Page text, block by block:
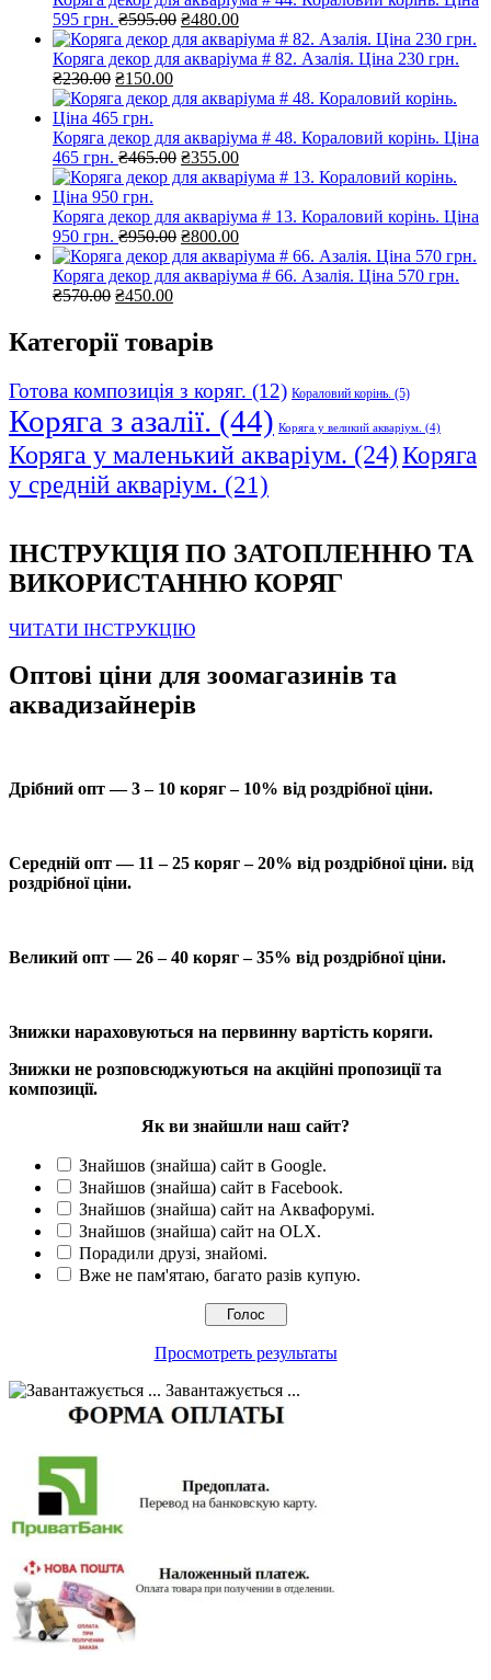
595 грн. ₴595.00 Оригінальна
ціна:
₴595.00.
₴480.00Поточна
ціна:
₴480.00.
Коряга декор для акваріума # 82. Азалія. Ціна 230 грн.
₴230.00 Оригінальна
ціна:
₴230.00.
₴150.00Поточна
ціна:
Коряга декор для акваріума # 48. Кораловий корінь. Ціна
465 грн. ₴465.00 Оригінальна
ціна:
₴355.00Поточна
ціна:
Коряга декор для акваріума # 13. Кораловий корінь. Ціна
950 грн. ₴950.00 Оригінальна
ціна:
₴950.00.
₴800.00Поточна
ціна:
₴800.00.
Коряга декор для акваріума # 66. Азалія. Ціна 570 грн.
₴570.00 Оригінальна
₴570.00.
₴450.00Поточна
₴450.00.
Категорії товарів
Готова композиція з коряг. (12) Кораловий корінь. (5)
Коряга з азалії. (44) Коряга у великий акваріум. (4)
Коряга у маленький акваріум. (24)Коряга
у средній акваріум. (21)
ІНСТРУКЦІЯ ПО ЗАТОПЛЕННЮ ТА
ВИКОРИСТАННЮ КОРЯГ
ЧИТАТИ ІНСТРУКЦІЮ
Оптові ціни для зоомагазинів та
аквадизайнерів
Дрібний опт — 3 – 10 коряг – 10% від роздрібної ціни.
Середній опт — 11 – 25 коряг – 20% від роздрібної ціни. від
роздрібної ціни.
Великий опт — 26 – 40 коряг – 35% від роздрібної ціни.
Знижки нараховуються на первинну вартість коряги.
Знижки не розповсюджуються на акційні пропозиції та
композиції.
Як ви знайшли наш сайт?
Знайшов (знайша) сайт в Google.
Знайшов (знайша) сайт в Facebook.
Знайшов (знайша) сайт на Аквафорумі.
Знайшов (знайша) сайт на OLX.
Порадили друзі, знайомі.
Вже не пам'ятаю, багато разів купую.
Просмотреть результаты
Завантажується ...